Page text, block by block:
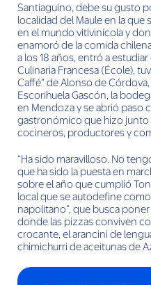
Santiaguino, debe su gusto
localidad del Maule en la que
en el mundo vitivinícola y
enamoró de la comida
a los 18 años, entró a
Culinaria Francesa (École),
Caffé” de Alonso de
Escorihuela Gascón, la
en Mendoza y se abrió paso
gastronómico que hizo junto
cocineros, productores y
“Ha sido maravilloso. No
que ha sido la puesta en
sobre el año que cumplió
local que se autodefine
napolitano”, que busca
donde las pizzas conviven
crocante, el arancini de
chimichurri de aceitunas de